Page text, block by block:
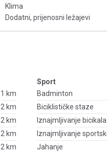
Klima
Dodatni, prijenosni ležajevi
1 km
2 km
2 km
2 km
2 km
Sport
Badminton
Biciklističke staze
Iznajmljivanje bicikala
Iznajmljivanje
Jahanje